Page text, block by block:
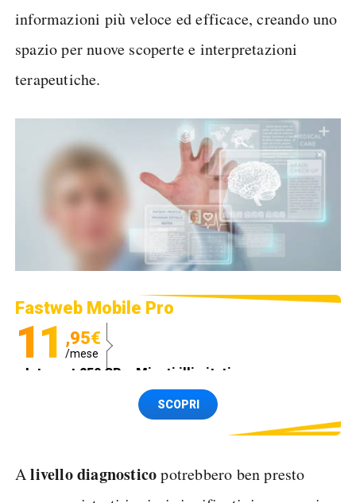
informazioni più veloce ed efficace, creando uno
spazio per nuove scoperte e interpretazioni
terapeutiche.
Fastweb Mobile Pro
11 ,95€
/mese
Internet 250 GB e Minuti illimitati
Spedizione SIM GRATISSCOPRI
Alivello diagnosticopotrebbero ben presto